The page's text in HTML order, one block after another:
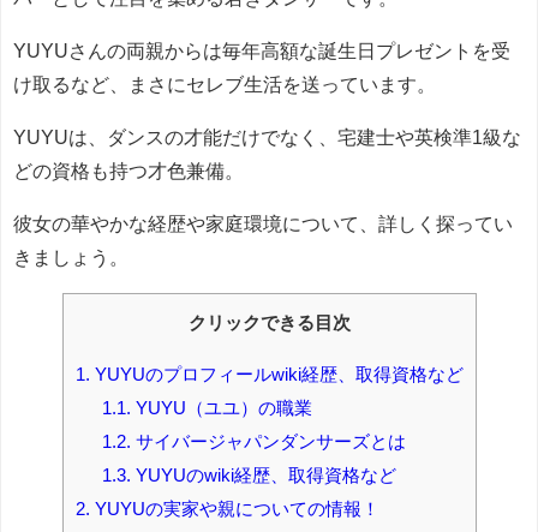
YUYUさんの両親からは毎年高額な誕生日プレゼントを受
け取るなど、まさにセレブ生活を送っています。
YUYUは、ダンスの才能だけでなく、宅建士や英検準1級な
どの資格も持つ才色兼備。
彼女の華やかな経歴や家庭環境について、詳しく探ってい
きましょう。
クリックできる目次
1. YUYUのプロフィールwiki経歴、取得資格など
1.1. YUYU（ユユ）の職業
1.2. サイバージャパンダンサーズとは
1.3. YUYUのwiki経歴、取得資格など
2. YUYUの実家や親についての情報！